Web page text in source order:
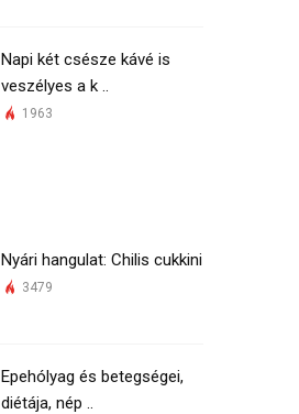
Napi két csésze kávé is
veszélyes a k ..
1963
Nyári hangulat: Chilis cukkini
3479
Epehólyag és betegségei,
diétája, nép ..